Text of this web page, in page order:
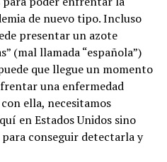
de nuevo tipo. Incluso
presentar un azote
(mal llamada “española”)
que llegue un momento
una enfermedad
ella, necesitamos
en Estados Unidos sino
conseguir detectarla y